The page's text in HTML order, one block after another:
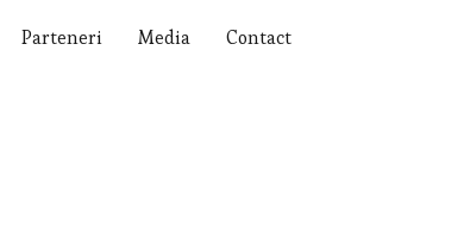
Parteneri Media Contact